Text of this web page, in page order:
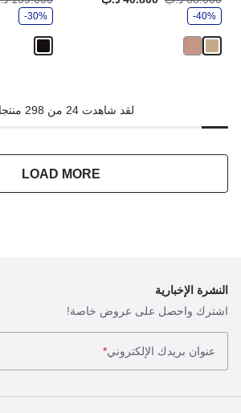
-40%
-30%
لقد شاهدت 24 من 298 منتجات
LOAD MORE
النشرة الإخبارية
اشترك واحصل على عروض خاصة!
عنوان بريدك الإلكتروني*